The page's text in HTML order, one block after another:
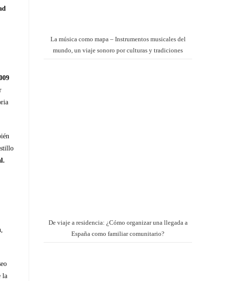
la
La música como mapa – Instrumentos musicales del
mundo, un viaje sonoro por culturas y tradiciones
De viaje a residencia: ¿Cómo organizar una llegada a
España como familiar comunitario?